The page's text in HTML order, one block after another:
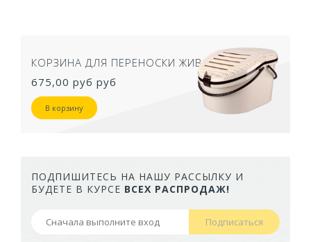
ТУАЛЕТ ДЛЯ КОШЕК ЗАКРЫТЫЙ
50,5Х39Х41 СМ
ПОДПИШИТЕСЬ НА НАШУ РАССЫЛКУ И
БУДЕТЕ В КУРСЕ ВСЕХ РАСПРОДАЖ!
Подписаться